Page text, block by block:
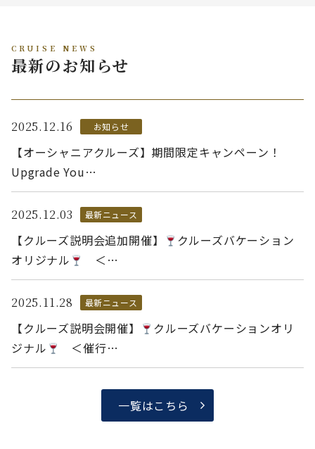
CRUISE NEWS
最新のお知らせ
一覧はこちら
2025.12.16 お知らせ
【オーシャニアクルーズ】期間限定キャンペーン！
Upgrade You…
2025.12.03 最新ニュース
【クルーズ説明会追加開催】
クルーズバケーション
オリジナル
＜…
2025.11.28 最新ニュース
【クルーズ説明会開催】
クルーズバケーションオリ
ジナル
＜催行…